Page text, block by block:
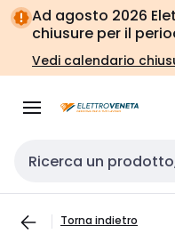
Vai alla
navigazione
Vai
alla
pagina
Ad agosto 2026
chiusure per il
Vedi calendario
Cerca input
Torna indietro